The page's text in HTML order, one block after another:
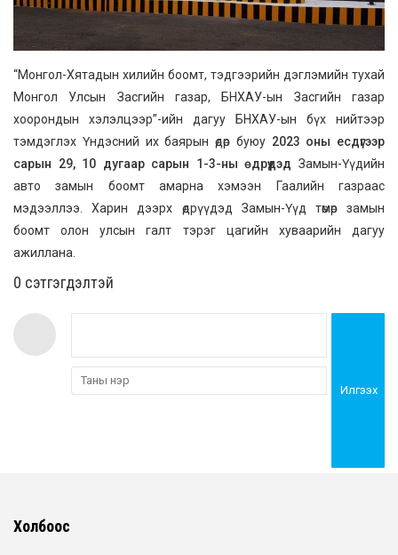
“Монгол-Хятадын хилийн боомт, тэдгээрийн дэглэмийн тухай
Монгол Улсын Засгийн газар, БНХАУ-ын Засгийн газар
хоорондын хэлэлцээр”-ийн дагуу БНХАУ-ын бүх нийтээр
тэмдэглэх Үндэсний их баярын өдөр буюу 2023 оны есдүгээр
сарын 29, 10 дугаар сарын 1-3-ны өдрүүдэд Замын-Үүдийн
авто замын боомт амарна хэмээн Гаалийн газраас
мэдээллээ. Харин дээрх өдрүүдэд Замын-Үүд төмөр замын
боомт олон улсын галт тэрэг цагийн хуваарийн дагуу
ажиллана.
0 cэтгэгдэлтэй
Илгээх
Холбоос